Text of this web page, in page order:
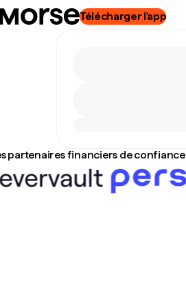
Télécharger l'app
partenaires financiers de confiance